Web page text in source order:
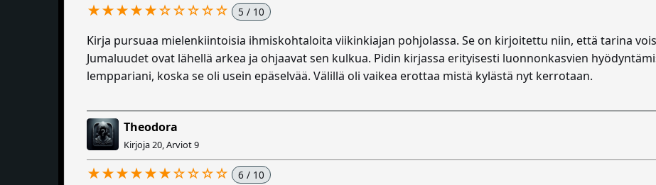
★★★★★☆☆☆☆☆ 5 / 10
Kirja pursuaa mielenkiintoisia ihmiskohtaloita viikinkiajan pohjolassa. Se on kirjoitettu niin, että tarina
Jumaluudet ovat lähellä arkea ja ohjaavat sen kulkua. Pidin kirjassa erityisesti luonnonkasvien
lemppariani, koska se oli usein epäselvää. Välillä oli vaikea erottaa mistä kylästä nyt kerrotaan.
Theodora
Kirjoja 20, Arviot 9
★★★★★★☆☆☆☆ 6 / 10